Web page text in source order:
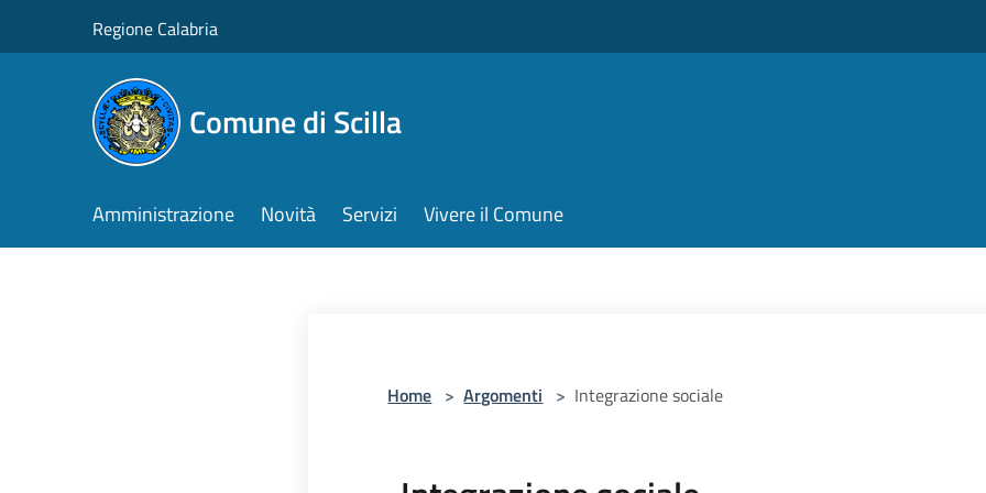
Regione Calabria
Comune di Scilla
Amministrazione Novità Servizi Vivere il Comune
Home > Argomenti > Integrazione sociale